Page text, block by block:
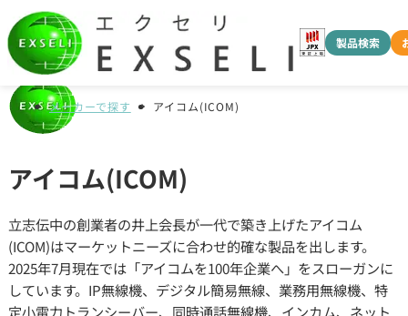
製品検索
メーカーで探す アイコム(ICOM)
アイコム(ICOM)
立志伝中の創業者の井上会長が一代で築き上げたアイコム
(ICOM)はマーケットニーズに合わせ的確な製品を出します。
2025年7月現在では「アイコムを100年企業へ」をスローガンに
しています。IP無線機、デジタル簡易無線、業務用無線機、特
定小電力トランシーバー、同時通話無線機、インカム、ネット